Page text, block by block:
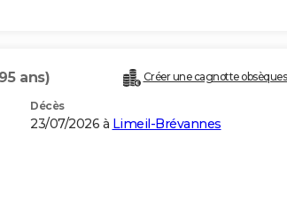
ans) Créer une cagnotte obsèques
Décès
23/07/2026 à Limeil-Brévannes